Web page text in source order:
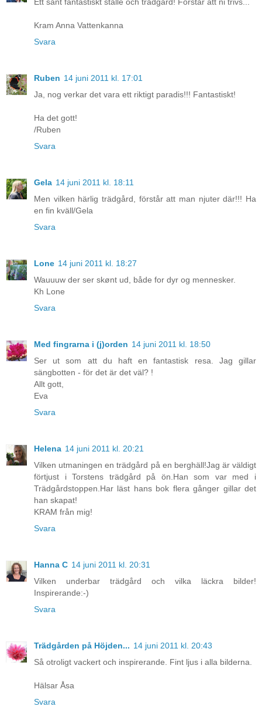
Ett sånt fantastiskt ställe och trädgård! Förstår att ni trivs...
Kram Anna Vattenkanna
Svara
Ruben 14 juni 2011 kl. 17:01
Ja, nog verkar det vara ett riktigt paradis!!! Fantastiskt!
Ha det gott!
/Ruben
Svara
Gela 14 juni 2011 kl. 18:11
Men vilken härlig trädgård, förstår att man njuter där!!! Ha
en fin kväll/Gela
Svara
Lone 14 juni 2011 kl. 18:27
Wauuuw der ser skønt ud, både for dyr og mennesker.
Kh Lone
Svara
Med fingrarna i (j)orden 14 juni 2011 kl. 18:50
Ser ut som att du haft en fantastisk resa. Jag gillar
sängbotten - för det är det väl? !
Allt gott,
Eva
Svara
Helena 14 juni 2011 kl. 20:21
Vilken utmaningen en trädgård på en berghäll!Jag är väldigt
förtjust i Torstens trädgård på ön.Han som var med i
Trädgårdstoppen.Har läst hans bok flera gånger gillar det
han skapat!
KRAM från mig!
Svara
Hanna C 14 juni 2011 kl. 20:31
Vilken underbar trädgård och vilka läckra bilder!
Inspirerande:-)
Svara
Trädgården på Höjden... 14 juni 2011 kl. 20:43
Så otroligt vackert och inspirerande. Fint ljus i alla bilderna.
Hälsar Åsa
Svara